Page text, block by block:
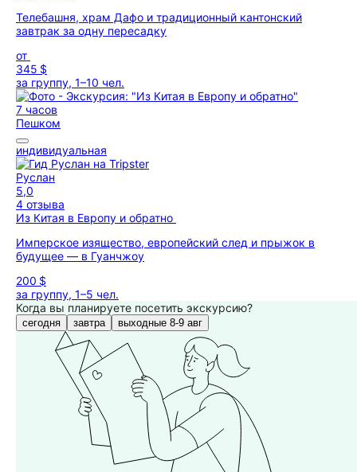
Телебашня, храм Дафо и традиционный кантонский
завтрак за одну пересадку
от
345 $
за группу, 1–10 чел.
7 часов
Пешком
индивидуальная
Руслан
5,0
4 отзыва
Из Китая в Европу и обратно
Имперское изящество, европейский след и прыжок в
будущее — в Гуанчжоу
200 $
за группу, 1–5 чел.
Когда вы планируете посетить экскурсию?
сегодня завтра выходные 8-9 авг